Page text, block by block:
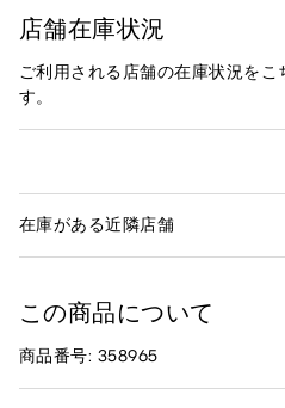
店舗在庫状況
ご利用される店舗の在庫状況をこ
す。
在庫がある近隣店舗
この商品について
商品番号: 358965